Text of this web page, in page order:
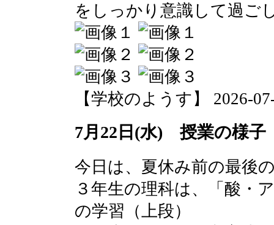
をしっかり意識して過ご
【学校のようす】 2026-
7月22日(水) 授業の様子
今日は、夏休み前の最後
３年生の理科は、「酸・
の学習（上段）